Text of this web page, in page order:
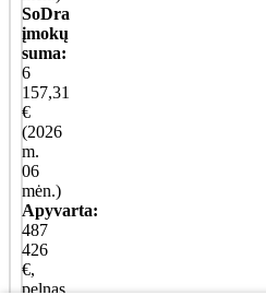
SoDra
įmokų
suma:
6
157,31
€
(2026
m.
06
mėn.)
Apyvarta:
487
426
€,
pelnas